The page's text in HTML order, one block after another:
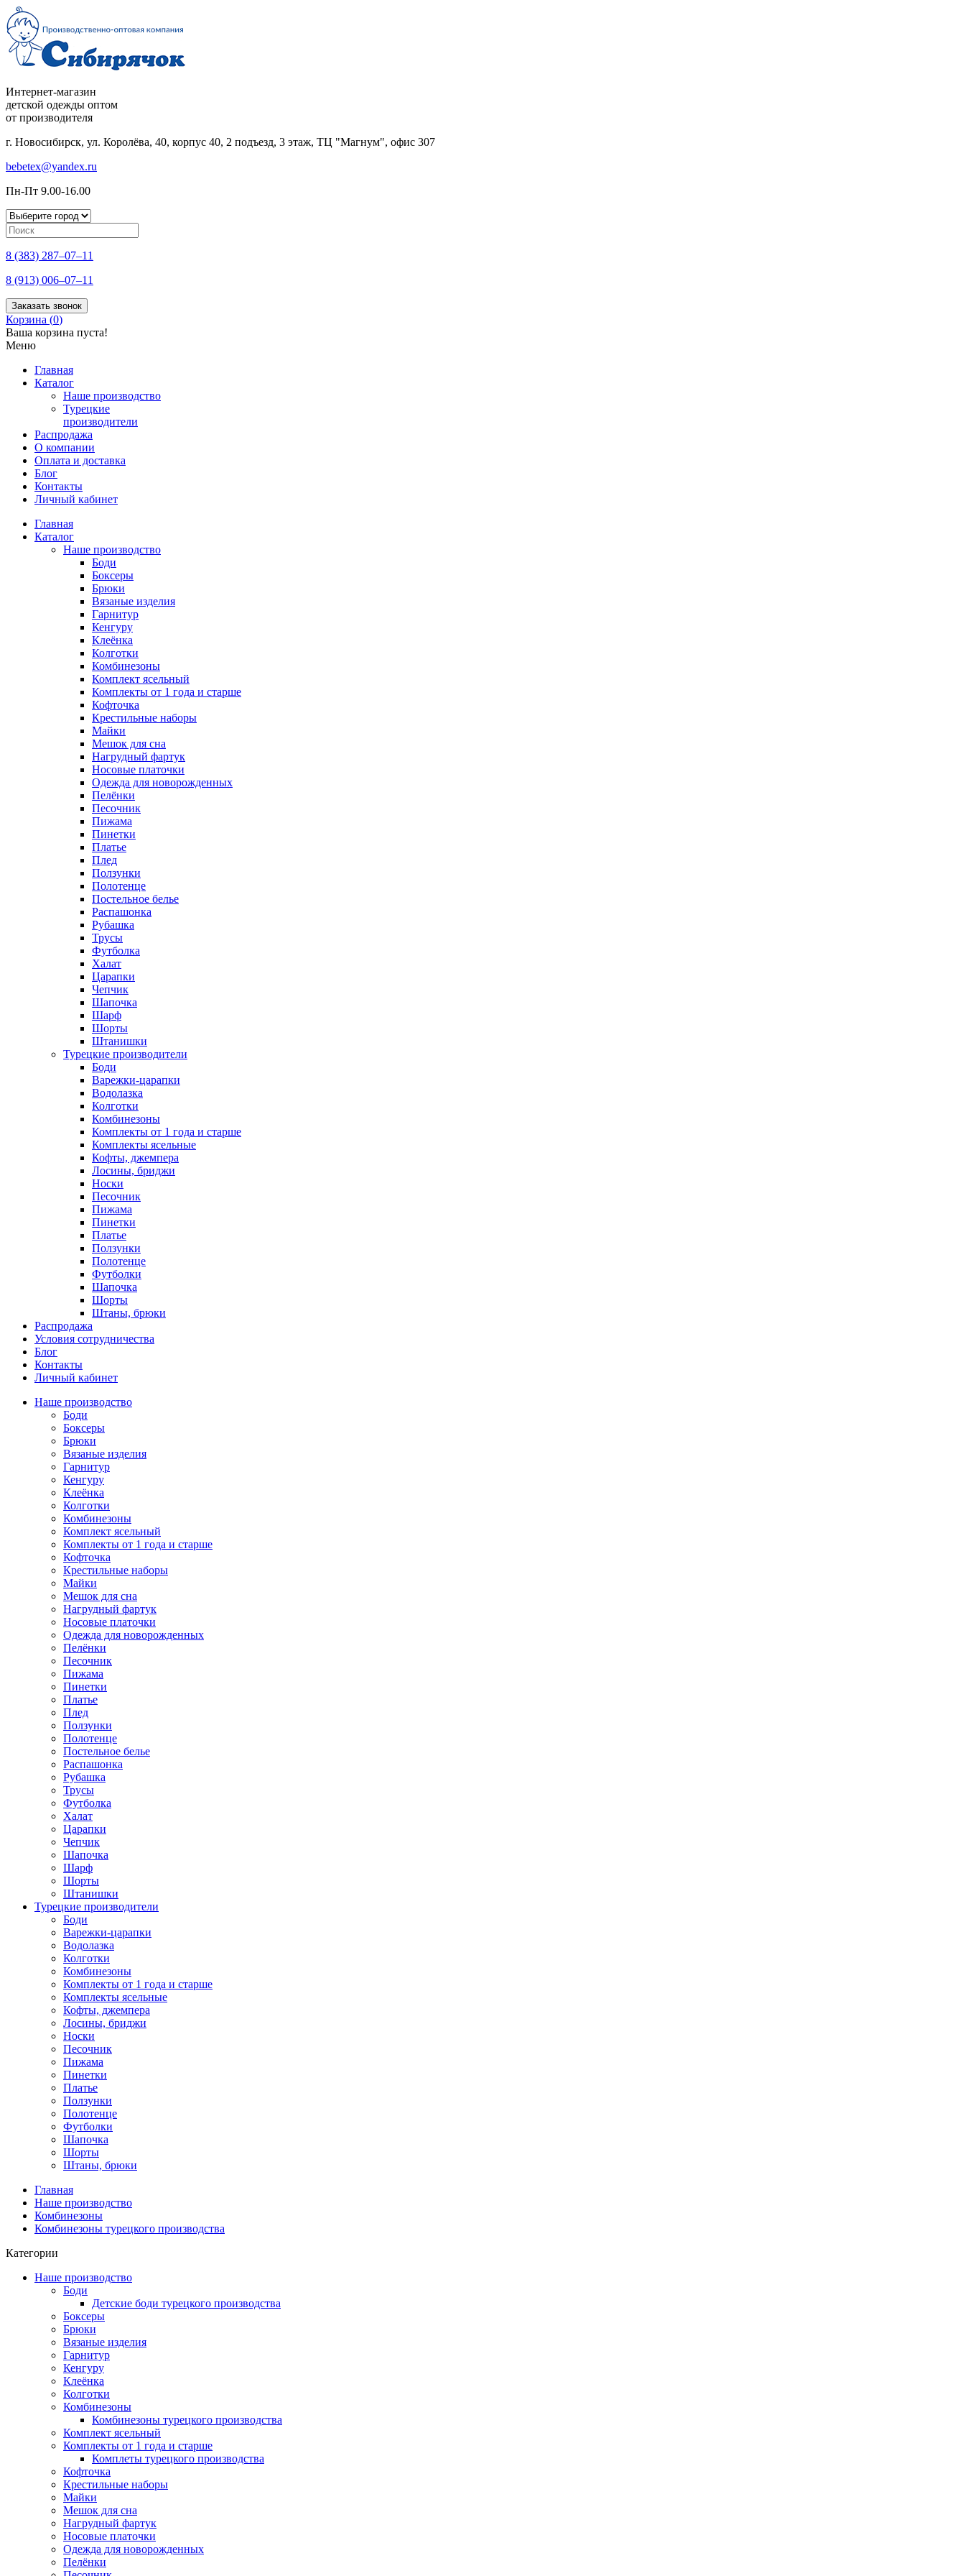
Интернет-магазин
детской одежды оптом
от производителя
г. Новосибирск, ул. Королёва, 40, корпус 40, 2 подъезд, 3 этаж, ТЦ "Магнум", офис 307
bebetex@yandex.ru
Пн-Пт 9.00-16.00
8 (383) 287–07–11
8 (913) 006–07–11
Заказать звонок
Корзина (0)
Ваша корзина пуста!
Меню
Главная
Каталог
Наше производство
Турецкие
производители
Распродажа
О компании
Оплата и доставка
Блог
Контакты
Личный кабинет
Главная
Каталог
Наше производство
Боди
Боксеры
Брюки
Вязаные изделия
Гарнитур
Кенгуру
Клеёнка
Колготки
Комбинезоны
Комплект ясельный
Комплекты от 1 года и старше
Кофточка
Крестильные наборы
Майки
Мешок для сна
Нагрудный фартук
Носовые платочки
Одежда для новорожденных
Пелёнки
Песочник
Пижама
Пинетки
Платье
Плед
Ползунки
Полотенце
Постельное белье
Распашонка
Рубашка
Трусы
Футболка
Халат
Царапки
Чепчик
Шапочка
Шарф
Шорты
Штанишки
Турецкие производители
Боди
Варежки-царапки
Водолазка
Колготки
Комбинезоны
Комплекты от 1 года и старше
Комплекты ясельные
Кофты, джемпера
Лосины, бриджи
Носки
Песочник
Пижама
Пинетки
Платье
Ползунки
Полотенце
Футболки
Шапочка
Шорты
Штаны, брюки
Распродажа
Условия сотрудничества
Блог
Контакты
Личный кабинет
Наше производство
Боди
Боксеры
Брюки
Вязаные изделия
Гарнитур
Кенгуру
Клеёнка
Колготки
Комбинезоны
Комплект ясельный
Комплекты от 1 года и старше
Кофточка
Крестильные наборы
Майки
Мешок для сна
Нагрудный фартук
Носовые платочки
Одежда для новорожденных
Пелёнки
Песочник
Пижама
Пинетки
Платье
Плед
Ползунки
Полотенце
Постельное белье
Распашонка
Рубашка
Трусы
Футболка
Халат
Царапки
Чепчик
Шапочка
Шарф
Шорты
Штанишки
Турецкие производители
Боди
Варежки-царапки
Водолазка
Колготки
Комбинезоны
Комплекты от 1 года и старше
Комплекты ясельные
Кофты, джемпера
Лосины, бриджи
Носки
Песочник
Пижама
Пинетки
Платье
Ползунки
Полотенце
Футболки
Шапочка
Шорты
Штаны, брюки
Главная
Наше производство
Комбинезоны
Комбинезоны турецкого производства
Категории
Наше производство
Боди
Детские боди турецкого производства
Боксеры
Брюки
Вязаные изделия
Гарнитур
Кенгуру
Клеёнка
Колготки
Комбинезоны
Комбинезоны турецкого производства
Комплект ясельный
Комплекты от 1 года и старше
Комплеты турецкого производства
Кофточка
Крестильные наборы
Майки
Мешок для сна
Нагрудный фартук
Носовые платочки
Одежда для новорожденных
Пелёнки